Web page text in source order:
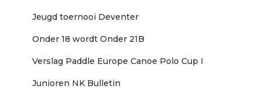
Jeugd toernooi Deventer
Onder 18 wordt Onder 21B
Verslag Paddle Europe Canoe Polo Cup I
Junioren NK Bulletin